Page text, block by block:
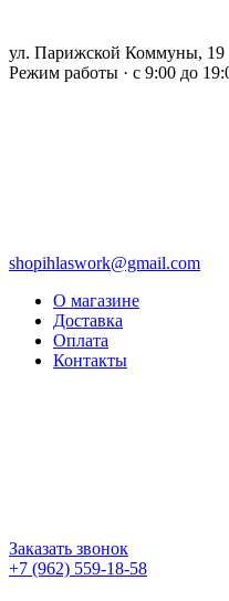
ул. Парижской Коммуны, 19
Режим работы · с 9:00 до
shopihlaswork@gmail.com
О магазине
Доставка
Оплата
Контакты
Заказать звонок
+7 (962) 559-18-58